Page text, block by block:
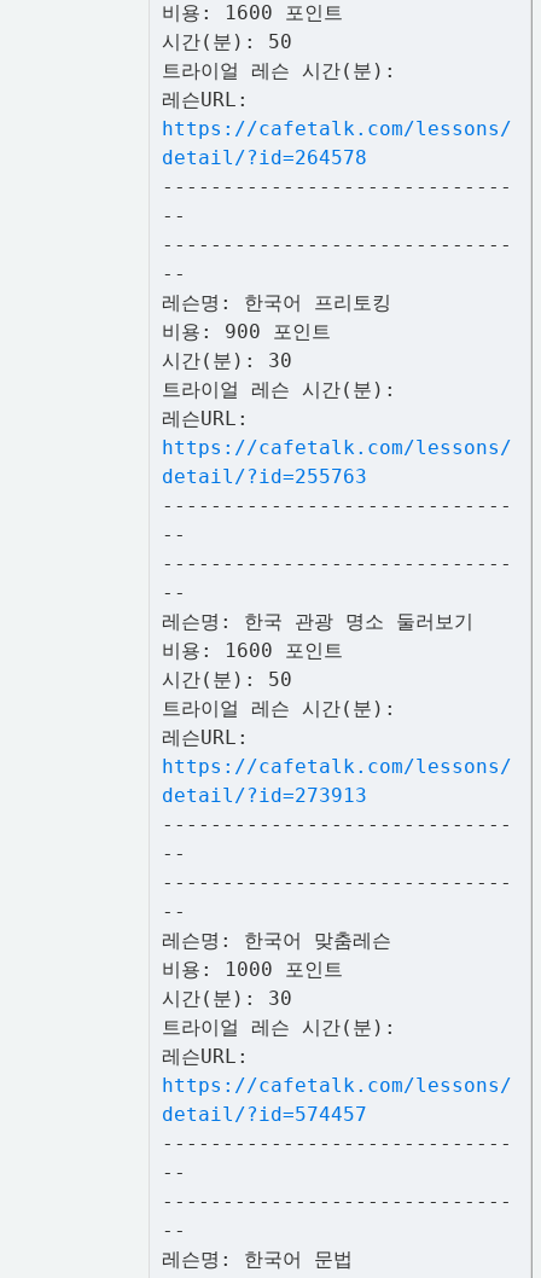
비용: 1600 포인트
시간(분): 50
트라이얼 레슨 시간(분):
레슨URL:
https://cafetalk.com/lessons/
detail/?id=264578
-----------------------------
--
-----------------------------
--
레슨명: 한국어 프리토킹
비용: 900 포인트
시간(분): 30
트라이얼 레슨 시간(분):
레슨URL:
https://cafetalk.com/lessons/
detail/?id=255763
-----------------------------
--
-----------------------------
--
레슨명: 한국 관광 명소 둘러보기
비용: 1600 포인트
시간(분): 50
트라이얼 레슨 시간(분):
레슨URL:
https://cafetalk.com/lessons/
detail/?id=273913
-----------------------------
--
-----------------------------
--
레슨명: 한국어 맞춤레슨
비용: 1000 포인트
시간(분): 30
트라이얼 레슨 시간(분):
레슨URL:
https://cafetalk.com/lessons/
detail/?id=574457
-----------------------------
--
-----------------------------
--
레슨명: 한국어 문법